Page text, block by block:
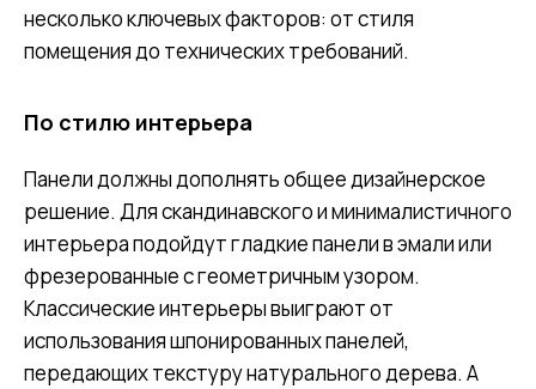
несколько ключевых факторов: от стиля
помещения до технических требований.
По стилю интерьера
Панели должны дополнять общее дизайнерское
решение. Для скандинавского и минималистичного
интерьера подойдут гладкие панели в эмали или
фрезерованные с геометричным узором.
Классические интерьеры выиграют от
использования шпонированных панелей,
передающих текстуру натурального дерева. А